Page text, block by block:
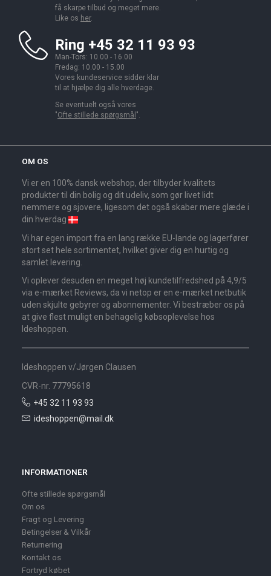
få skarpe tilbud og meget mere.
Like os her.
Ring +45 32 11 93 93
Man-Tors: 10.00 - 16.00
Fredag: 10.00 - 15.00
Vores kundeservice sidder klar
til at hjælpe dig alle hverdage.
Se eventuelt også vores
"Ofte stillede spørgsmål ".
OM OS
Vi er en 100% dansk webshop, der tilbyder kvalitets
produkter til din bolig og dit udeliv, som gør livet lidt
nemmere og sjovere, ligesom det også skaber mere glæde i
din hverdag
Vi har egen import fra en lang række EU-lande og lagerfører
stort set hele sortimentet, hvilket giver dig en hurtig og
samlet levering.
Vi oplever desuden en meget høj kundetilfredshed på 4,9/5
via e-mærket Reviews, da vi netop er en e-mærket netbutik
uden skjulte gebyrer og abonnementer. Vi bestræber os på
at give flest muligt en behagelig købsoplevelse hos
Ideshoppen.
Ideshoppen v/Jørgen Clausen
CVR-nr. 77795618
+45 32 11 93 93
ideshoppen@mail.dk
INFORMATIONER
Ofte stillede spørgsmål
Om os
Fragt og Levering
Betingelser & Vilkår
Returnering
Kontakt os
Fortryd købet